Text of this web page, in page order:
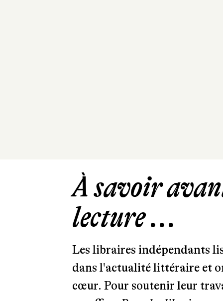
À savoir
lecture ...
Les libraires indépendants
dans l'actualité littéraire et
cœur. Pour soutenir leur